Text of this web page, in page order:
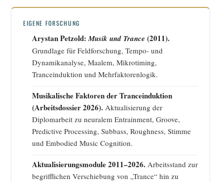
EIGENE FORSCHUNG
Arystan Petzold:Musik und Trance (2011).
Grundlage für Feldforschung, Tempo- und
Dynamikanalyse, Maalem, Mikrotiming,
Tranceinduktion und Mehrfaktorenlogik.
Musikalische Faktoren der Tranceinduktion
(Arbeitsdossier 2026). Aktualisierung der
Diplomarbeit zu neuralem Entrainment, Groove,
Predictive Processing, Subbass, Roughness, Stimme
und Embodied Music Cognition.
Aktualisierungsmodule 2011–2026. Arbeitsstand zur
begrifflichen Verschiebung von „Trance“ hin zu